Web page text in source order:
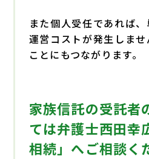
また個人受任であれば
運営コストが発生しま
ことにもつながります。
家族信託の受託者
ては弁護士西田幸
相続」へご相談く